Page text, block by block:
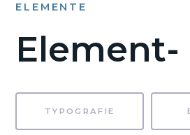
ELEMENTE
TYPOGRAFIE